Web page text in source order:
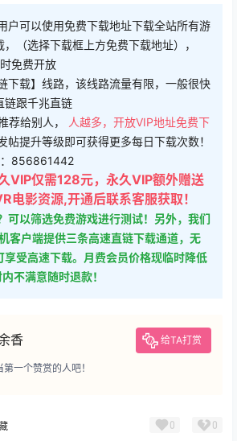
户可以使用免费下载地址下载全站所有游
（选择下载框上方免费下载地址），
免费开放
下载】线路，该线路流量有限，一般很快
链跟千兆直链
荐给别人，
人越多，开放VIP地址免费下
帖提升等级即可获得更多每日下载次数！
：856861442
VIP仅需128元，永久VIP额外赠送
电影资源,开通后联系客服获取！
可以筛选免费游戏进行测试！另外，我们
客户端提供三条高速直链下载通道，无
享受高速下载。月费会员价格现临时降低
不满意随时退款！
香 给TA打赏
一个赞赏的人吧！
0 0